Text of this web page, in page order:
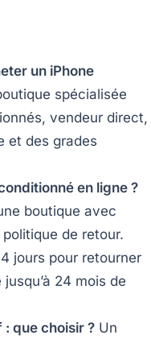
un iPhone
spécialisée
vendeur direct,
et des grades
en ligne ?
boutique avec
de retour.
jours pour retourner
24 mois de
: que choisir ? Un